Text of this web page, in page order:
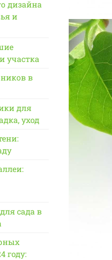
дизайна
и
участка
в
для
уход
сада в
году: